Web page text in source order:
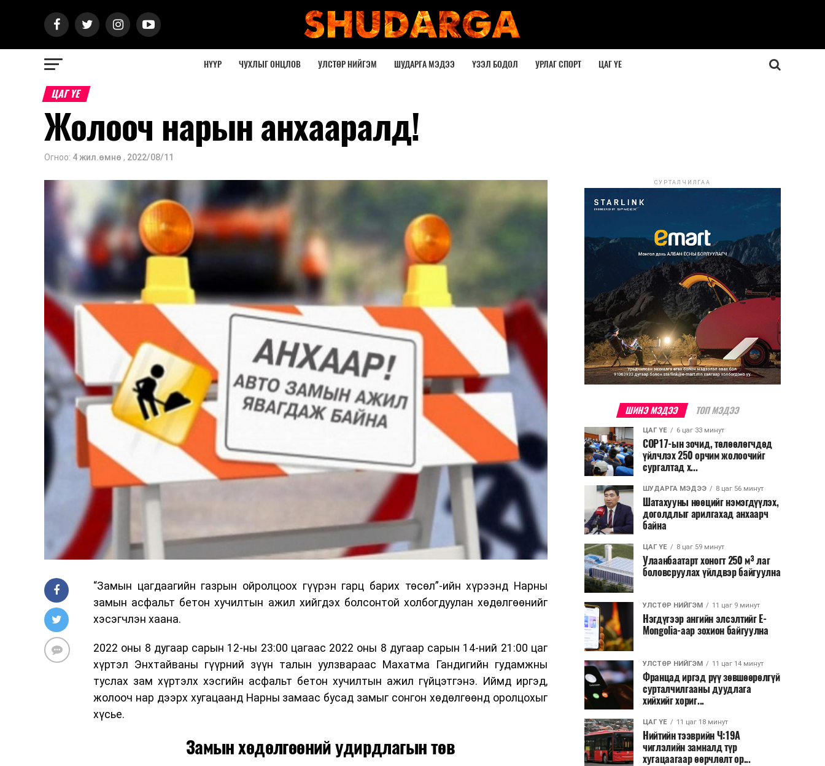
НҮҮР ЧУХЛЫГ ОНЦЛОВ УЛСТӨР НИЙГЭМ ШУДАРГА МЭДЭЭ ҮЗЭЛ БОДОЛ УРЛАГ СПОРТ ЦАГ ҮЕ
ЦАГ ҮЕ
Жолооч нарын анхааралд!
Огноо: 4 жил.өмнө , 2022/08/11
“Замын цагдаагийн газрын ойролцоох гүүрэн гарц барих төсөл”-ийн хүрээнд Нарны
замын асфальт бетон хучилтын ажил хийгдэх болсонтой холбогдуулан хөдөлгөөнийг
хэсэгчлэн хаана.
2022 оны 8 дугаар сарын 12-ны 23:00 цагаас 2022 оны 8 дугаар сарын 14-ний 21:00 цаг
хүртэл Энхтайваны гүүрний зүүн талын уулзвараас Махатма Гандигийн гудамжны
туслах зам хүртэлх хэсгийн асфальт бетон хучилтын ажил гүйцэтгэнэ. Иймд иргэд,
жолооч нар дээрх хугацаанд Нарны замаас бусад замыг сонгон хөдөлгөөнд оролцохыг
хүсье.
Замын хөдөлгөөний удирдлагын төв
СУРТАЛЧИЛГАА
ШИНЭ МЭДЭЭ ТОП МЭДЭЭ
ЦАГ ҮЕ 6 цаг 33 минут
COP17-ын зочид, төлөөлөгчдөд
үйлчлэх 250 орчим жолоочийг
сургалтад х...
ШУДАРГА МЭДЭЭ 8 цаг 56 минут
Шатахууны нөөцийг нэмэгдүүлэх,
доголдлыг арилгахад анхаарч
байна
ЦАГ ҮЕ 8 цаг 59 минут
Улаанбаатарт хоногт 250 м³ лаг
боловсруулах үйлдвэр байгуулна
УЛСТӨР НИЙГЭМ 11 цаг 9 минут
Нэгдүгээр ангийн элсэлтийг E-
Mongolia-аар зохион байгуулна
УЛСТӨР НИЙГЭМ 11 цаг 14 минут
Францад иргэд рүү зөвшөөрөлгүй
сурталчилгааны дуудлага
хийхийг хориг...
ЦАГ ҮЕ 11 цаг 18 минут
Нийтийн тээврийн Ч:19А
чиглэлийн замналд түр
хугацаагаар өөрчлөлт ор...